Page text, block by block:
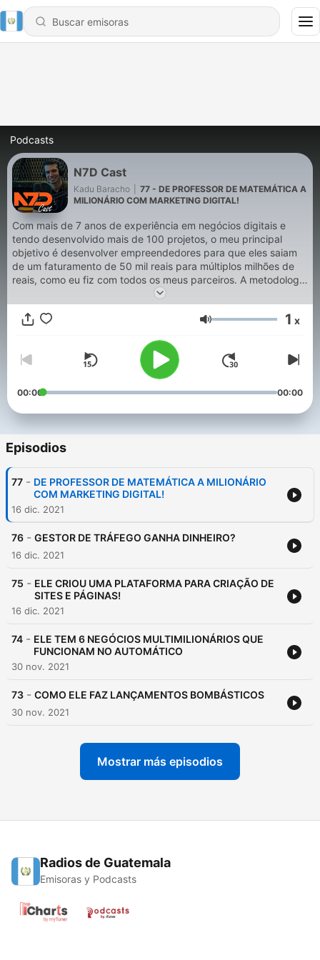
Podcasts
N7D Cast
Kadu Baracho
77 - DE PROFESSOR DE MATEMÁTICA A
MILIONÁRIO COM MARKETING DIGITAL!
Com mais de 7 anos de experiência em negócios digitais e
tendo desenvolvido mais de 100 projetos, o meu principal
objetivo é desenvolver empreendedores para que eles saiam
de um faturamento de 50 mil reais para múltiplos milhões de
reais, como eu fiz com todos os meus parceiros. A metodologia
N7D foi desenvolvida para que o empreendedor tenha de fato
um passo a passo com ferramentas para que você tenha
sucesso no mercado digital. Para isso eu reuni um time de
Volumen 1 x
00:00 00:00
Episodios
77 - DE PROFESSOR DE MATEMÁTICA A MILIONÁRIO
COM MARKETING DIGITAL!
16 dic. 2021
76 - GESTOR DE TRÁFEGO GANHA DINHEIRO?
16 dic. 2021
75 - ELE CRIOU UMA PLATAFORMA PARA CRIAÇÃO DE
SITES E PÁGINAS!
16 dic. 2021
74 - ELE TEM 6 NEGÓCIOS MULTIMILIONÁRIOS QUE
FUNCIONAM NO AUTOMÁTICO
30 nov. 2021
73 - COMO ELE FAZ LANÇAMENTOS BOMBÁSTICOS
30 nov. 2021
Mostrar más episodios
Radios de Guatemala
Emisoras y Podcasts